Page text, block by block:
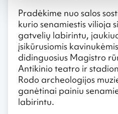
Pradėkime nuo salos
kurio senamiestis vilioja
gatvelių labirintu,
įsikūrusiomis
didinguosius Magistro
Antikinio teatro ir
Rodo archeologijos
ganėtinai painiu
labirintu.